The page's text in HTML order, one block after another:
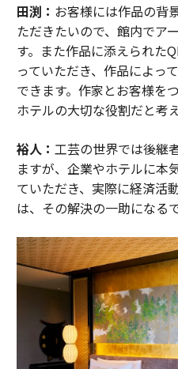
田渕： お客様には作品の背
ただきたいので、館内でア
す。また作品に添えられた
っていただき、作品によっ
できます。作家とお客様を
ホテルの大切な役割だと考
裕人： 工芸の世界では後継
ますが、企業やホテルに本
ていただき、実際に経済活
は、その解決の一助になる